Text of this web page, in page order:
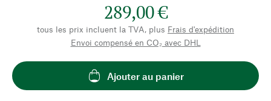
289,00 €
tous les prix incluent la TVA, plus Frais d'expédition
Envoi compensé en CO₂ avec DHL
Ajouter au panier